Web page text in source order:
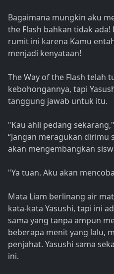
Bagaimana mungkin aku
the Flash bahkan tidak ada!
rumit ini karena Kamu
menjadi kenyataan!
The Way of the Flash telah
kebohongannya, tapi
tanggung jawab untuk itu.
"Kau ahli pedang
“Jangan meragukan dirimu
akan mengembangkan
"Ya tuan. Aku akan
Mata Liam berlinang air
kata-kata Yasushi, tapi ini
sama yang tanpa ampun
beberapa menit yang lalu,
penjahat. Yasushi sama
ini.